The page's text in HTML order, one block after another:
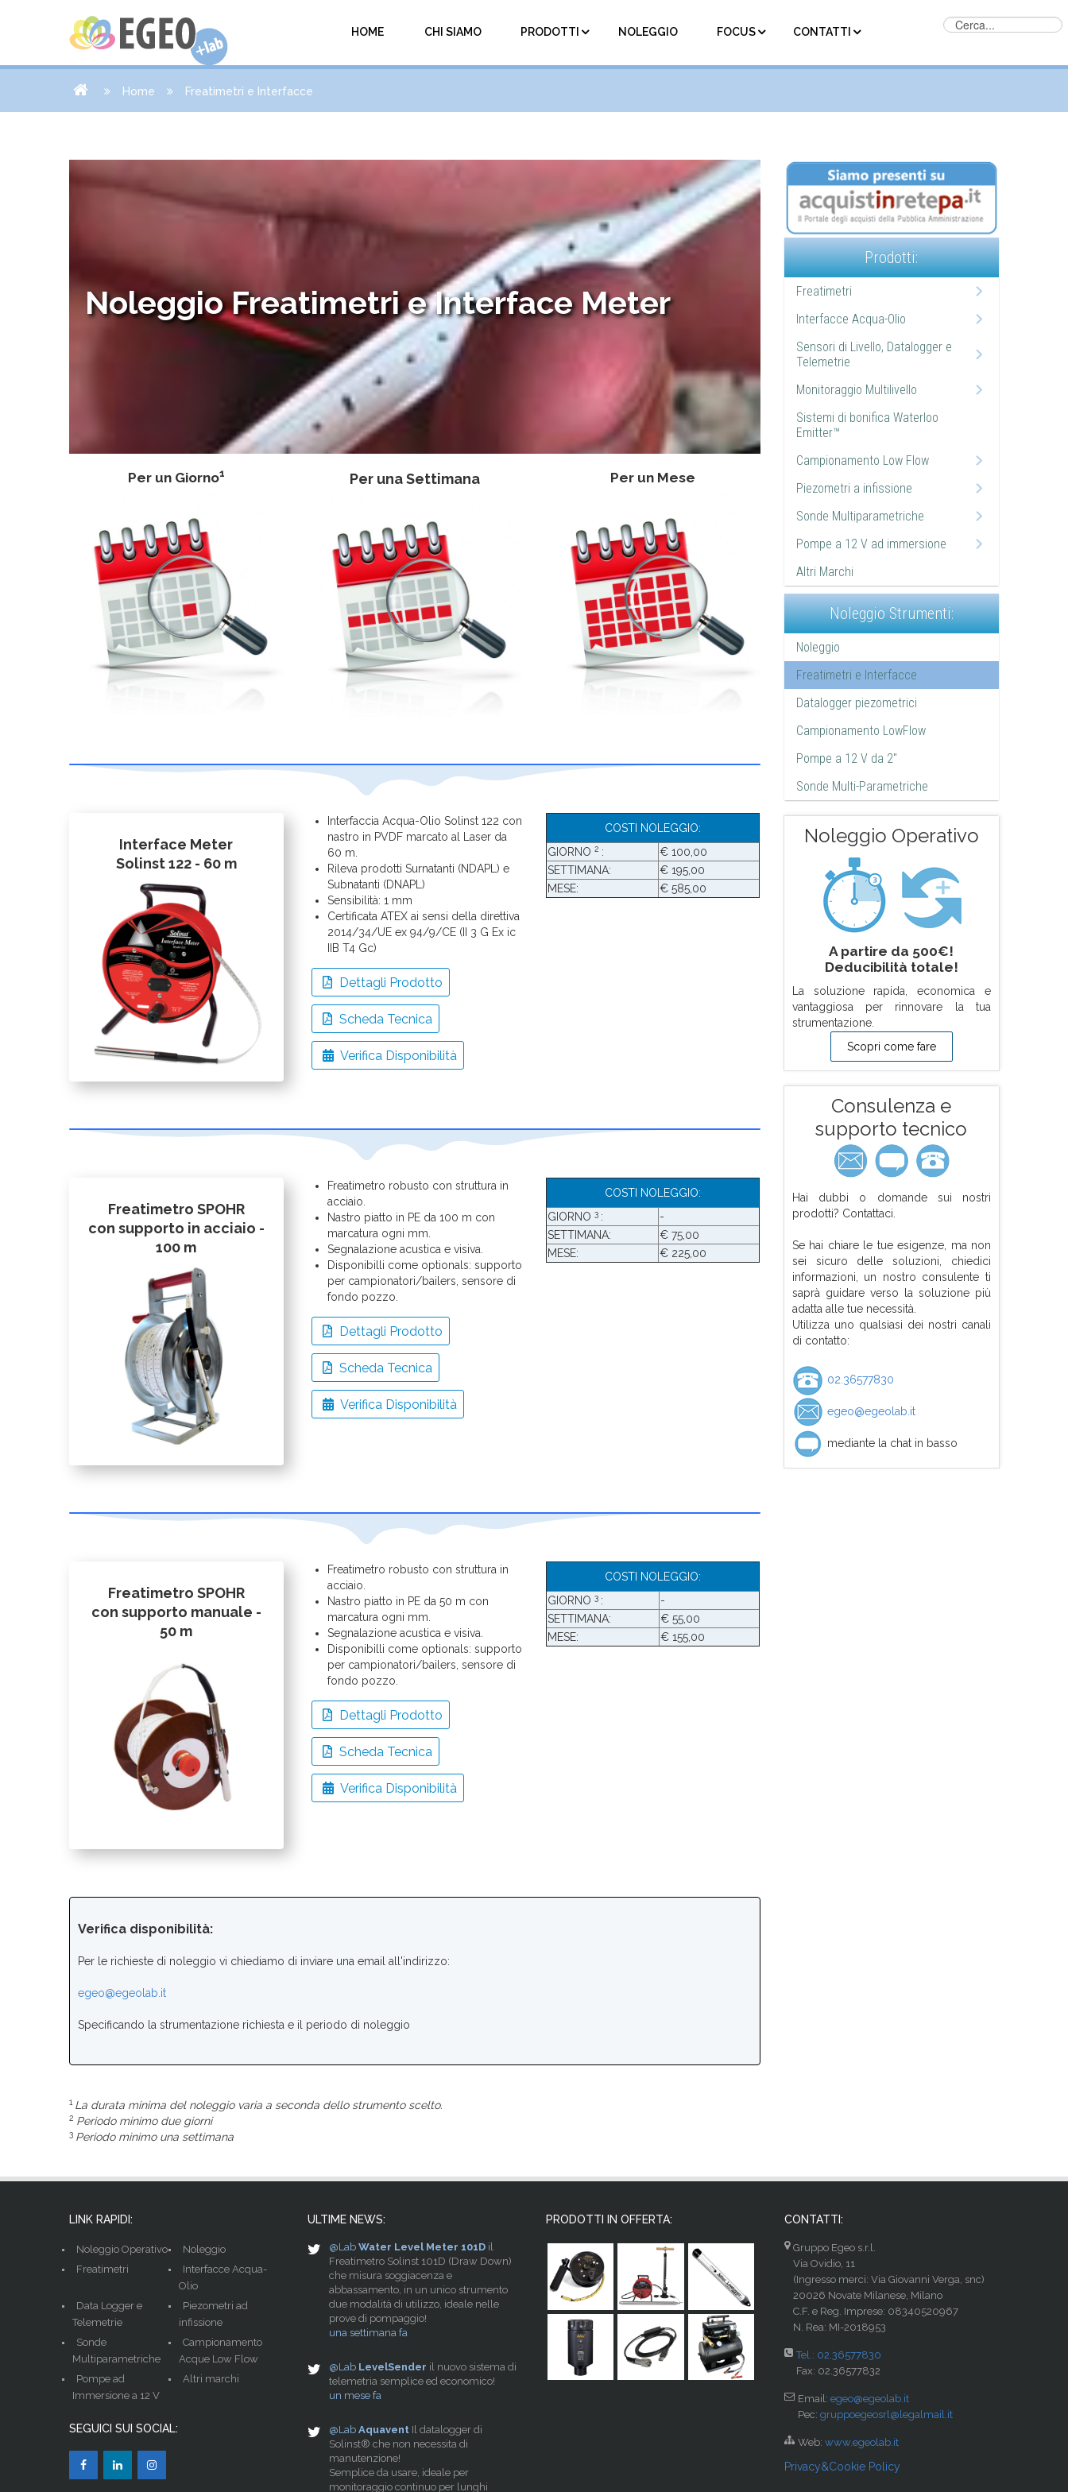
HOME CHI SIAMO PRODOTTI NOLEGGIO FOCUS CONTATTI
Home Freatimetri e Interfacce
Noleggio Freatimetri e Interface Meter
Per un Giorno1 Per una Settimana Per un Mese
Interface Meter
Solinst 122 - 60 m
Interfaccia Acqua-Olio Solinst 122 con
nastro in PVDF marcato al Laser da
60 m.
Rileva prodotti Surnatanti (NDAPL) e
Subnatanti (DNAPL)
Sensibilità: 1 mm
Certificata ATEX ai sensi della direttiva
2014/34/UE ex 94/9/CE (II 3 G Ex ic
IIB T4 Gc)
Dettagli Prodotto
Scheda Tecnica
Verifica Disponibilità
COSTI NOLEGGIO:
GIORNO 2 :
€ 100,00
SETTIMANA:
€ 195,00
MESE:
€ 585,00
Freatimetro SPOHR
con supporto in acciaio -
100 m
Freatimetro robusto con struttura in
acciaio.
Nastro piatto in PE da 100 m con
marcatura ogni mm.
Segnalazione acustica e visiva.
Disponibilli come optionals: supporto
per campionatori/bailers, sensore di
fondo pozzo.
Dettagli Prodotto
Scheda Tecnica
Verifica Disponibilità
COSTI NOLEGGIO:
GIORNO 3 :
-
SETTIMANA:
€ 75,00
MESE:
€ 225,00
Freatimetro SPOHR
con supporto manuale -
50 m
Freatimetro robusto con struttura in
acciaio.
Nastro piatto in PE da 50 m con
marcatura ogni mm.
Segnalazione acustica e visiva.
Disponibilli come optionals: supporto
per campionatori/bailers, sensore di
fondo pozzo.
Dettagli Prodotto
Scheda Tecnica
Verifica Disponibilità
COSTI NOLEGGIO:
GIORNO 3 :
-
SETTIMANA:
€ 55,00
MESE:
€ 155,00
Verifica disponibilità:
Per le richieste di noleggio vi chiediamo di inviare una email all'indirizzo:
egeo@egeolab.it
Specificando la strumentazione richiesta e il periodo di noleggio
1 La durata minima del noleggio varia a seconda dello strumento scelto.
2 Periodo minimo due giorni
3 Periodo minimo una settimana
Prodotti:
Freatimetri
Interfacce Acqua-Olio
Sensori di Livello, Datalogger e
Telemetrie
Monitoraggio Multilivello
Sistemi di bonifica Waterloo
Emitter™
Campionamento Low Flow
Piezometri a infissione
Sonde Multiparametriche
Pompe a 12 V ad immersione
Altri Marchi
Noleggio Strumenti:
Noleggio
Freatimetri e Interfacce
Datalogger piezometrici
Campionamento LowFlow
Pompe a 12 V da 2"
Sonde Multi-Parametriche
Noleggio Operativo
A partire da 500€!
Deducibilità totale!
La soluzione rapida, economica e
vantaggiosa per rinnovare la tua
strumentazione.
Scopri come fare
Consulenza e
supporto tecnico
Hai dubbi o domande sui nostri
prodotti? Contattaci.
Se hai chiare le tue esigenze, ma non
sei sicuro delle soluzioni, chiedici
informazioni, un nostro consulente ti
saprà guidare verso la soluzione più
adatta alle tue necessità.
Utilizza uno qualsiasi dei nostri canali
di contatto:
02.36577830
egeo@egeolab.it
mediante la chat in basso
LINK RAPIDI:
Noleggio Operativo
Noleggio
Freatimetri
Interfacce Acqua-
Olio
Data Logger e
Telemetrie
Piezometri ad
infissione
Sonde
Multiparametriche
Campionamento
Acque Low Flow
Pompe ad
Immersione a 12 V
Altri marchi
SEGUICI SUI SOCIAL:
ULTIME NEWS:
@Lab Water Level Meter 101D il
Freatimetro Solinst 101D (Draw Down)
che misura soggiacenza e
abbassamento, in un unico strumento
due modalità di utilizzo, ideale nelle
prove di pompaggio!
una settimana fa
@Lab LevelSender il nuovo sistema di
telemetria semplice ed economico!
un mese fa
@Lab Aquavent Il datalogger di
Solinst® che non necessita di
manutenzione!
Semplice da usare, ideale per
monitoraggio continuo per lunghi
PRODOTTI IN OFFERTA: CONTATTI:
Gruppo Egeo s.r.l.
Via Ovidio, 11
(Ingresso merci: Via Giovanni Verga, snc)
20026 Novate Milanese, Milano
C.F. e Reg. Imprese: 08340520967
N. Rea: MI-2018953
Tel.: 02.36577830
Fax: 02.36577832
Email: egeo@egeolab.it
Pec: gruppoegeosrl@legalmail.it
Web: www.egeolab.it
Privacy&Cookie Policy